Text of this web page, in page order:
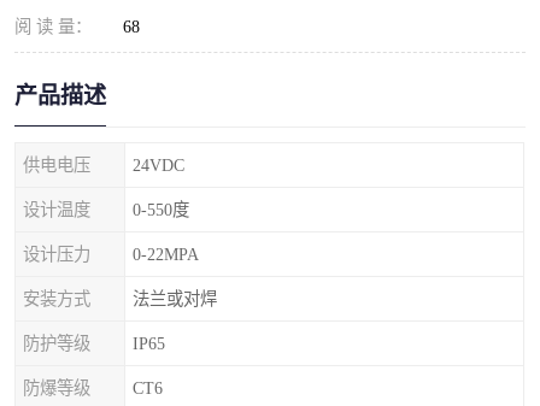
阅 读 量： 68
产品描述
供电电压 24VDC
设计温度 0-550度
设计压力 0-22MPA
安装方式 法兰或对焊
防护等级 IP65
防爆等级 CT6